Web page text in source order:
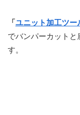
「 ユニット加工ツー
でバンパーカット
す。